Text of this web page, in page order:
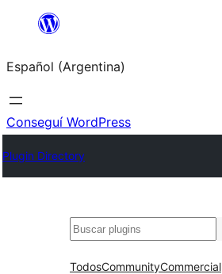
Saltar
contenido
Español (Argentina)
Conseguí WordPress
Plugin Directory
Buscar
TodosCommunityCommercial